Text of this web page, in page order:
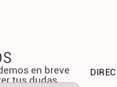
en breve
tus dudas.